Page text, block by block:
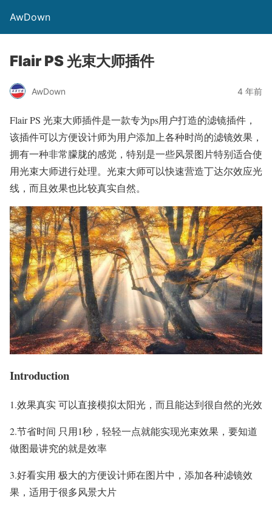
AwDown
Flair PS 光束大师插件
AwDown 4 年前
Flair PS 光束大师插件是一款专为ps用户打造的滤镜插件，
该插件可以方便设计师为用户添加上各种时尚的滤镜效果，
拥有一种非常朦胧的感觉，特别是一些风景图片特别适合使
用光束大师进行处理。光束大师可以快速营造丁达尔效应光
线，而且效果也比较真实自然。
Introduction
1.效果真实 可以直接模拟太阳光，而且能达到很自然的光效
2.节省时间 只用1秒，轻轻一点就能实现光束效果，要知道
做图最讲究的就是效率
3.好看实用 极大的方便设计师在图片中，添加各种滤镜效
果，适用于很多风景大片